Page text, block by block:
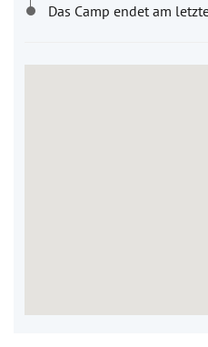
Das Camp endet am